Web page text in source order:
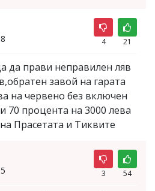
4 21
да прави неправилен ляв
завой на гарата
на червено без включен
70 процента на 3000 лева
Прасетата и Тиквите
3 54